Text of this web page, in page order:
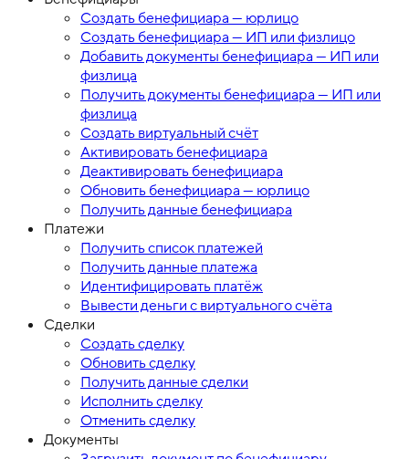
Создать бенефициара — юрлицо
Создать бенефициара — ИП или физлицо
Добавить документы бенефициара — ИП или
физлица
Получить документы бенефициара — ИП или
физлица
Создать виртуальный счёт
Активировать бенефициара
Деактивировать бенефициара
Обновить бенефициара — юрлицо
Получить данные бенефициара
Платежи
Получить список платежей
Получить данные платежа
Идентифицировать платёж
Вывести деньги с виртуального счёта
Сделки
Создать сделку
Обновить сделку
Получить данные сделки
Исполнить сделку
Отменить сделку
Документы